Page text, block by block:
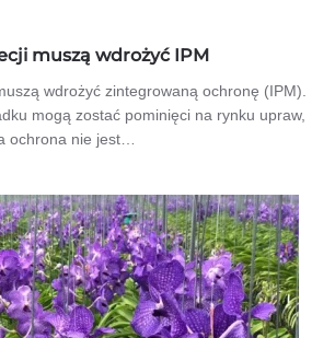
muszą wdrożyć IPM
wdrożyć zintegrowaną ochronę (IPM).
mogą zostać pominięci na rynku upraw,
ochrona nie jest…